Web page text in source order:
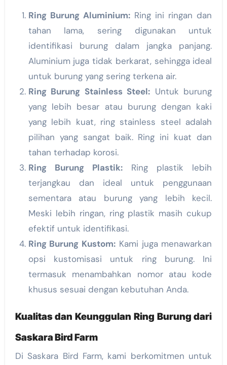
Ring Burung Aluminium:Ring ini ringan dan
tahan lama, sering digunakan untuk
identifikasi burung dalam jangka panjang.
Aluminium juga tidak berkarat, sehingga ideal
untuk burung yang sering terkena air.
Ring Burung Stainless Steel: Untuk burung
yang lebih besar atau burung dengan kaki
yang lebih kuat, ring stainless steel adalah
pilihan yang sangat baik. Ring ini kuat dan
tahan terhadap korosi.
Ring Burung Plastik:Ring plastik lebih
terjangkau dan ideal untuk penggunaan
sementara atau burung yang lebih kecil.
Meski lebih ringan, ring plastik masih cukup
efektif untuk identifikasi.
Ring Burung Kustom: Kami juga menawarkan
opsi kustomisasi untuk ring burung. Ini
termasuk menambahkan nomor atau kode
khusus sesuai dengan kebutuhan Anda.
Kualitas dan Keunggulan Ring Burung dari
Saskara Bird Farm
Di Saskara Bird Farm, kami berkomitmen untuk